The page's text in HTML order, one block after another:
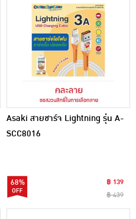
Asaki สายชาร์จ Lightning รุ่น A-
SCC8016
68%
฿ 139
฿ 439